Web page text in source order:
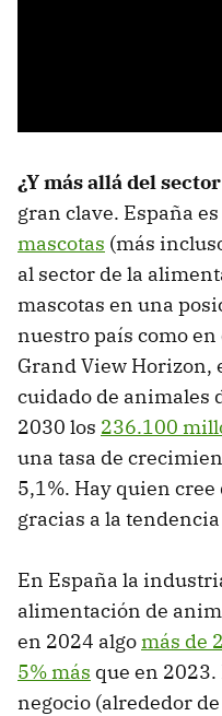
¿Y más allá del
gran clave. España
mascotas (más
al sector de la
mascotas en una
nuestro país como
Grand View Horizon,
cuidado de animales
2030 los 236.100
una tasa de
5,1%. Hay quien cree
gracias a la
En España la
alimentación de
en 2024 algomás de
5% más que en
negocio (alrededor